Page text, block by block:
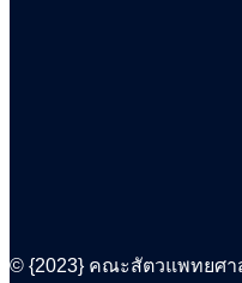
© {2023} คณะสัตวแพทยศา